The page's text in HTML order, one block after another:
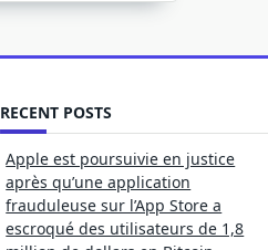
RECENT POSTS
Apple est poursuivie en justice
après qu’une application
frauduleuse sur l’App Store a
escroqué des utilisateurs de 1,8